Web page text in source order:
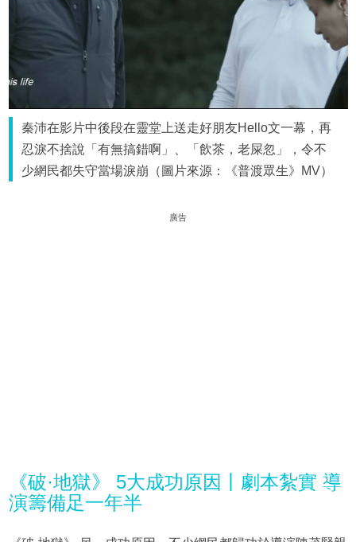
秦沛在影片中後段在靈堂上送走好朋友Hello文一幕，再
忍淚不捨說「有無搞錯啊」、「飲茶，老屎忽」，令不
少網民都失守當場淚崩（圖片來源：《普渡眾生》MV）
廣告
《破·地獄》 5大成功原因丨劇本紮實 導
演籌備足一年半